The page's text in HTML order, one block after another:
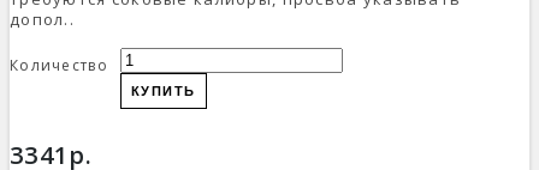
допол..
Количество
КУПИТЬ
3341р.